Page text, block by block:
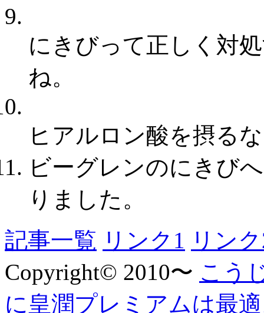
にきびって正しく対
ね。
ヒアルロン酸を摂る
ビーグレンのにきび
りました。
記事一覧 リンク1 リン
Copyright© 2010〜 こう
に皇潤プレミアムは最